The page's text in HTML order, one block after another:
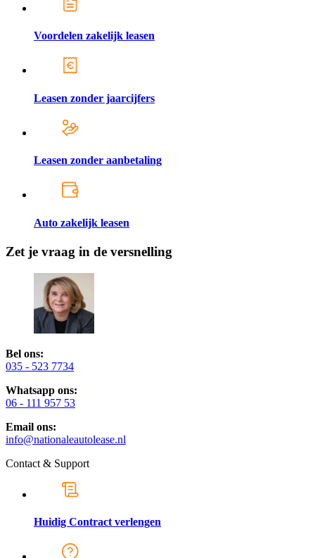
Voordelen zakelijk leasen
Leasen zonder jaarcijfers
Leasen zonder aanbetaling
Auto zakelijk leasen
Zet je vraag in de versnelling
Bel ons:
035 - 523 7734
Whatsapp ons:
06 - 111 957 53
Email ons:
info@nationaleautolease.nl
Contact & Support
Huidig Contract verlengen